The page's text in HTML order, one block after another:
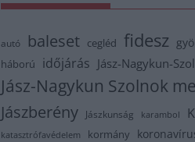
autó baleset cegléd fidesz
háború időjárás Jász-Nagykun-
Jász-Nagykun Szolnok
Jászberény Jászkunság karambol
katasztrófavédelem kormány